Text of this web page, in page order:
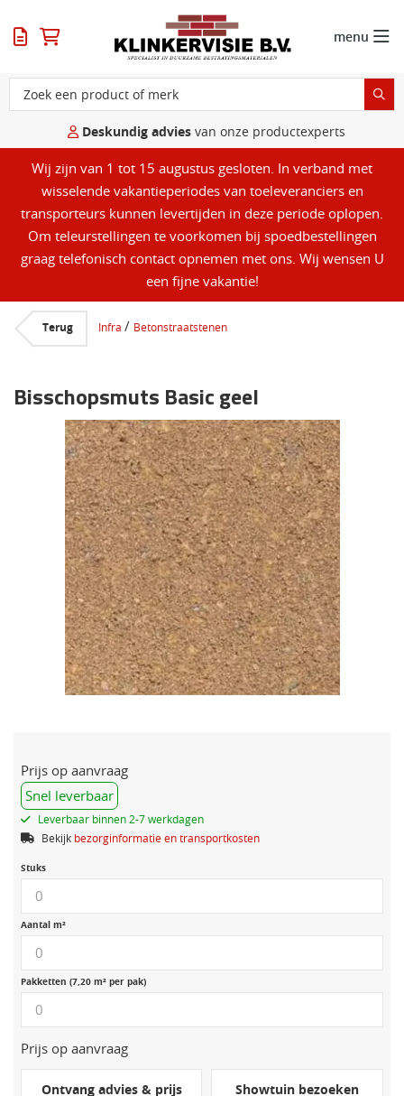
menu
Deskundig advies van onze productexperts
Wij zijn van 1 tot 15 augustus gesloten. In verband met
wisselende vakantieperiodes van toeleveranciers en
transporteurs kunnen levertijden in deze periode oplopen.
Om teleurstellingen te voorkomen bij spoedbestellingen
graag telefonisch contact opnemen met ons. Wij wensen U
een fijne vakantie!
Terug Infra / Betonstraatstenen
Bisschopsmuts Basic geel
Prijs op aanvraag
Snel leverbaar
Leverbaar binnen 2-7 werkdagen
Bekijk bezorginformatie en transportkosten
Stuks
Aantal m²
Pakketten (7,20 m² per pak)
Prijs op aanvraag
Ontvang advies & prijs Showtuin bezoeken